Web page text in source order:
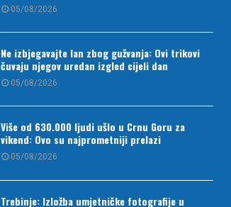
05/08/2026
Ne izbjegavajte lan zbog gužvanja: Ovi trikovi
čuvaju njegov uredan izgled cijeli dan
05/08/2026
Više od 630.000 ljudi ušlo u Crnu Goru za
vikend: Ovo su najprometniji prelazi
05/08/2026
Trebinje: Izložba umjetničke fotografije u